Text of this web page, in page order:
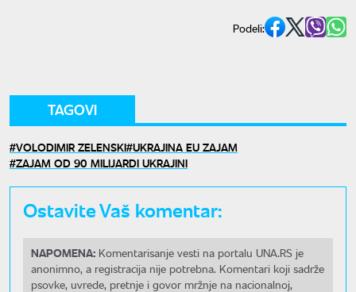
Podeli:
TAGOVI
VOLODIMIR ZELENSKI UKRAJINA EU ZAJAM
ZAJAM OD 90 MILIJARDI UKRAJINI
Ostavite Vaš komentar:
NAPOMENA: Komentarisanje vesti na portalu UNA.RS je
anonimno, a registracija nije potrebna. Komentari koji sadrže
psovke, uvrede, pretnje i govor mržnje na nacionalnoj,